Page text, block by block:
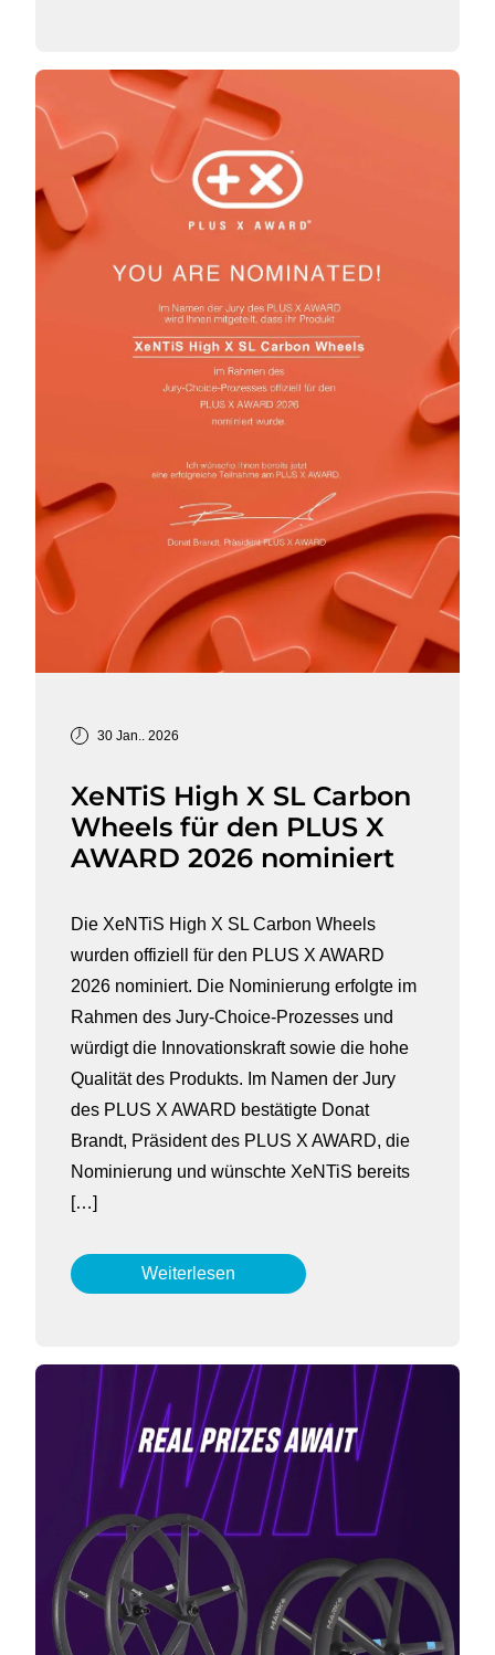
30 Jan.. 2026
XeNTiS High X SL Carbon
Wheels für den PLUS X
AWARD 2026 nominiert
Die XeNTiS High X SL Carbon Wheels
wurden offiziell für den PLUS X AWARD
2026 nominiert. Die Nominierung erfolgte im
Rahmen des Jury-Choice-Prozesses und
würdigt die Innovationskraft sowie die hohe
Qualität des Produkts. Im Namen der Jury
des PLUS X AWARD bestätigte Donat
Brandt, Präsident des PLUS X AWARD, die
Nominierung und wünschte XeNTiS bereits
[…]
Weiterlesen